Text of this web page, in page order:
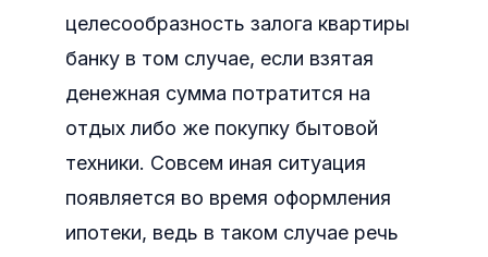
целесообразность залога квартиры
банку в том случае, если взятая
денежная сумма потратится на
отдых либо же покупку бытовой
техники. Совсем иная ситуация
появляется во время оформления
ипотеки, ведь в таком случае речь